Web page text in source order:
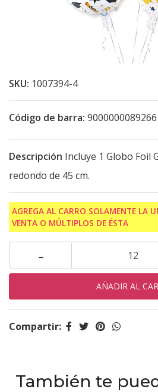
SKU: 1007394-4
Código de barra: 9000000089266
Descripción Incluye 1 Globo Foil
redondo de 45 cm.
AGREGA AL CARRO SOLAMENTE LA
VENTA O MÚLTIPLOS DE ÉSTA
-
Compartir:
También te